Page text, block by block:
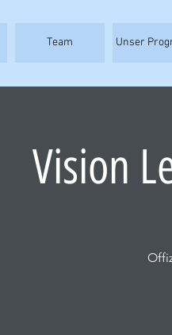
Team Unser
Vision